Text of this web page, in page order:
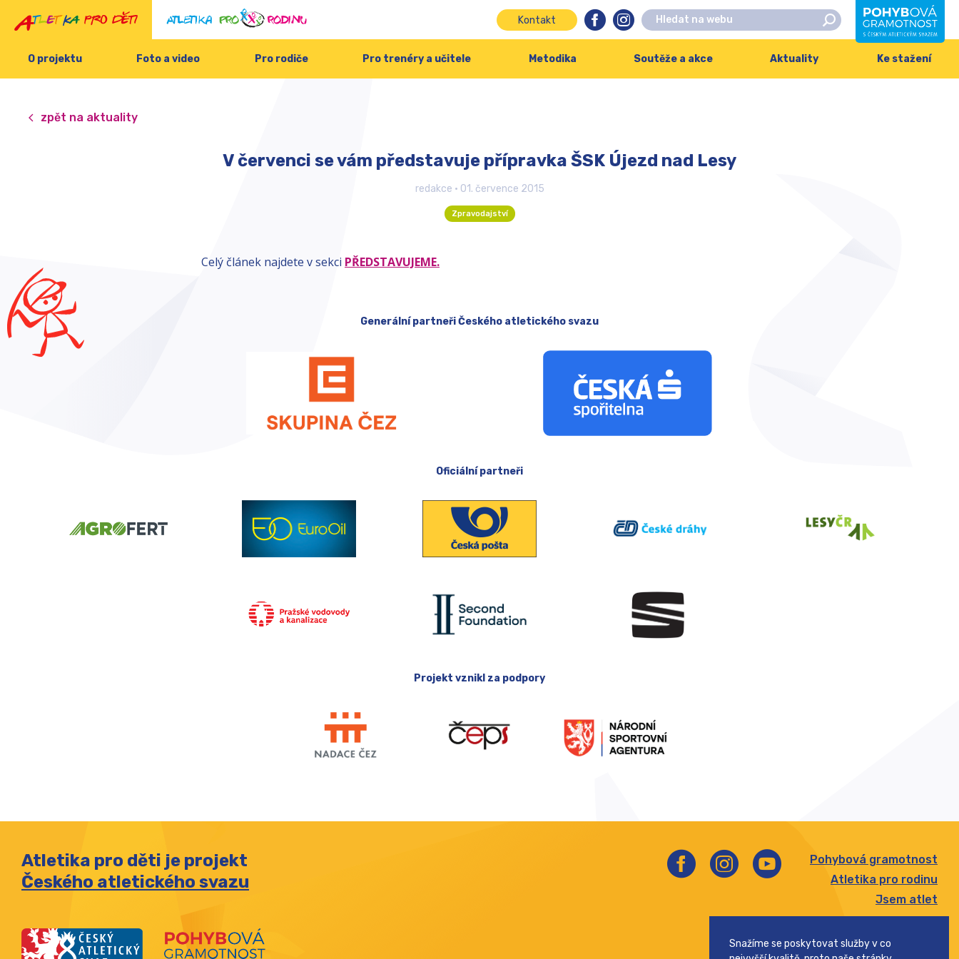
Kontakt
O projektu Foto a video Pro rodiče Pro trenéry a učitele Metodika Soutěže a akce Aktuality Ke stažení
zpět na aktuality
V červenci se vám představuje přípravka ŠSK Újezd nad Lesy
redakce • 01. července 2015
Zpravodajství
Celý článek najdete v sekci PŘEDSTAVUJEME.
Generální partneři Českého atletického svazu
Oficiální partneři
Projekt vznikl za podpory
Atletika pro děti je projekt
Českého atletického svazu
Pohybová gramotnost
Atletika pro rodinu
Jsem atlet
Pohár rozhlasu
Snažíme se poskytovat služby v co